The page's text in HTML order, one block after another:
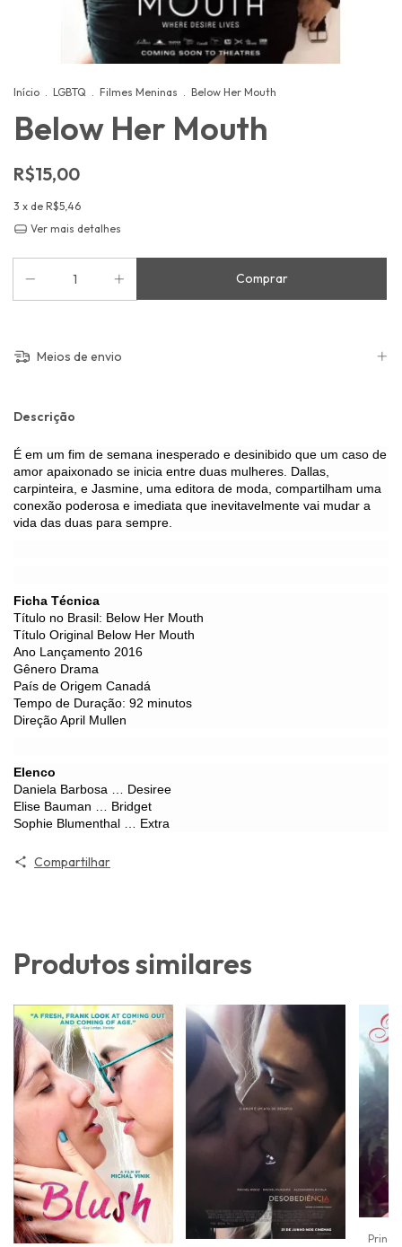
Início . LGBTQ . Filmes Meninas . Below Her Mouth
Below Her Mouth
R$15,00
3 x de R$5,46
Ver mais detalhes
Meios de envio
Descrição
É em um fim de semana inesperado e desinibido que um caso de
amor apaixonado se inicia entre duas mulheres. Dallas,
carpinteira, e Jasmine, uma editora de moda, compartilham uma
conexão poderosa e imediata que inevitavelmente vai mudar a
vida das duas para sempre.
Ficha Técnica
Título no Brasil: Below Her Mouth
Título Original Below Her Mouth
Ano Lançamento 2016
Gênero Drama
País de Origem Canadá
Tempo de Duração: 92 minutos
Direção April Mullen
Elenco
Daniela Barbosa … Desiree
Elise Bauman … Bridget
Sophie Blumenthal … Extra
Compartilhar
Produtos similares